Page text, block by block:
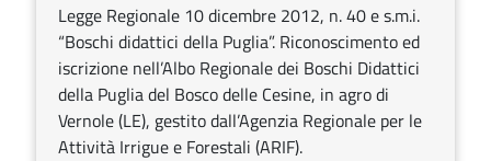
Legge Regionale 10 dicembre 2012, n. 40 e s.m.i.
“Boschi didattici della Puglia”. Riconoscimento ed
iscrizione nell’Albo Regionale dei Boschi Didattici
della Puglia del Bosco delle Cesine, in agro di
Vernole (LE), gestito dall’Agenzia Regionale per le
Attività Irrigue e Forestali (ARIF).